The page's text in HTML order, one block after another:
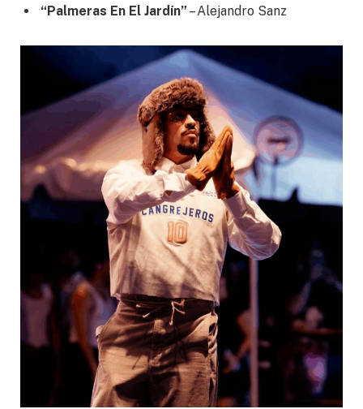
“Palmeras En El Jardín” – Alejandro Sanz